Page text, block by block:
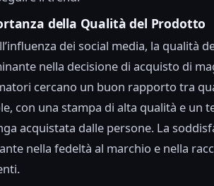
della Qualità del Prodotto
dei social media, la qualità
nella decisione di acquisto di
cercano un buon rapporto tra
con una stampa di alta qualità e un
acquistata dalle persone. La
nella fedeltà al marchio e nella